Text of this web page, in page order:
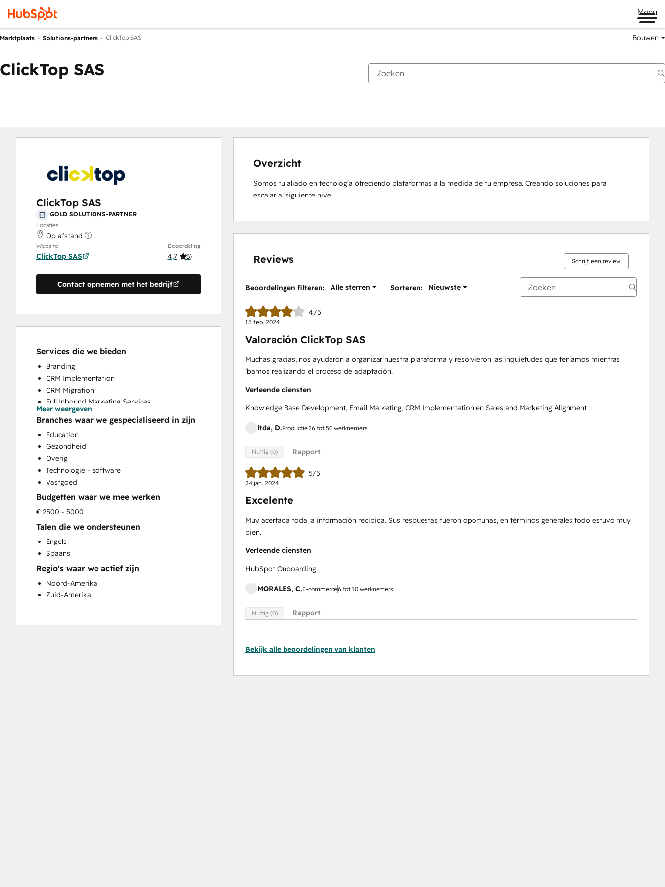
Menu
Marktplaats Solutions-partners ClickTop SAS Bouwen
ClickTop SAS
ClickTop SAS
GOLD SOLUTIONS-PARTNER
Locaties
Op afstand
Website
ClickTop SAS
Beoordeling
4,7 (3)
Contact opnemen met het bedrijf
Services die we bieden
Branding
CRM Implementation
CRM Migration
Full Inbound Marketing Services
HubSpot Onboarding
Knowledge Base Development
Paid Advertising
Sales and Marketing Alignment
Sales Enablement
Social Media
Website Design
Meer weergeven
Branches waar we gespecialiseerd in zijn
Education
Gezondheid
Overig
Technologie - software
Vastgoed
Budgetten waar we mee werken
€ 2500 - 5000
Talen die we ondersteunen
Engels
Spaans
Regio's waar we actief zijn
Noord-Amerika
Zuid-Amerika
Overzicht
Somos tu aliado en tecnología ofreciendo plataformas a la medida de tu empresa. Creando soluciones para
escalar al siguiente nivel.
Reviews Schrijf een review
Beoordelingen filteren: Alle sterren Sorteren: Nieuwste
4/5
15 feb. 2024
Valoración ClickTop SAS
Muchas gracias, nos ayudaron a organizar nuestra plataforma y resolvieron las inquietudes que teníamos mientras
íbamos realizando el proceso de adaptación.
Verleende diensten
Knowledge Base Development, Email Marketing, CRM Implementation en Sales and Marketing Alignment
ltda, D.Productie26 tot 50 werknemers
Nuttig (0) Rapport
5/5
24 jan. 2024
Excelente
Muy acertada toda la información recibida. Sus respuestas fueron oportunas, en términos generales todo estuvo muy
bien.
Verleende diensten
HubSpot Onboarding
MORALES, C.E-commerce6 tot 10 werknemers
Nuttig (0) Rapport
Bekijk alle beoordelingen van klanten